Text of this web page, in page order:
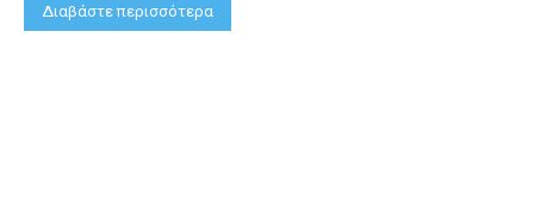
Διαβάστε περισσότερα